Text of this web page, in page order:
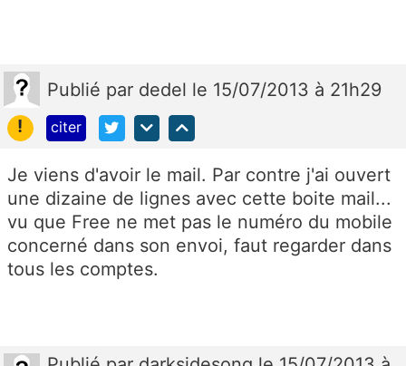
Publié par dedel le 15/07/2013 à 21h29
!
citer
Je viens d'avoir le mail. Par contre j'ai ouvert
une dizaine de lignes avec cette boite mail...
vu que Free ne met pas le numéro du mobile
concerné dans son envoi, faut regarder dans
tous les comptes.